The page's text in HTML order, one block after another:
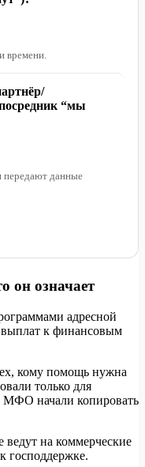
времени.
“мы
передают данные
он означает
адресной
к финансовым
кому помощь нужна
только для
МФО начали копировать
на коммерческие
господдержке.